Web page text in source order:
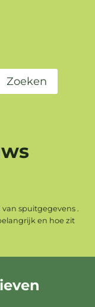
Zoeken
spuitgegevens .
en hoe zit